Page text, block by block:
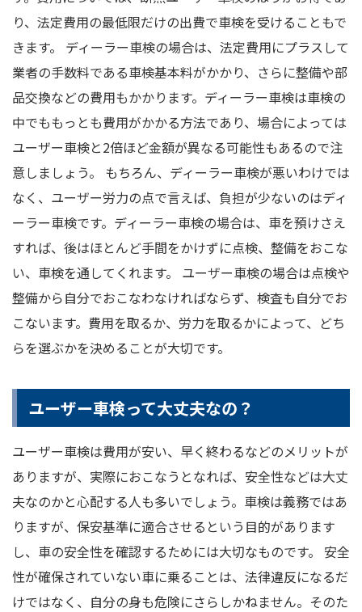
り、法定費用の最低限だけの出費で車検を受けることもで
きます。 ディーラー車検の場合は、法定費用にプラスして
業者の手数料である車検基本料がかかり、さらに整備や部
品交換などの費用もかかります。ディーラー車検は車検の
中でももっとも費用がかかる方法であり、場合によっては
ユーザー車検と2倍ほど金額が異なる可能性もあるので注
意しましょう。 もちろん、ディーラー車検が悪いわけでは
なく、ユーザー労力の点で言えば、負担が少ないのはディ
ーラー車検です。ディーラー車検の場合は、車を預けさえ
すれば、後はほとんど手間をかけずに点検、整備をおこな
い、車検を通してくれます。 ユーザー車検の場合は点検や
整備から自分でおこなわなければならず、検査も自分でお
こないます。費用を取るか、労力を取るかによって、どち
らを選ぶかを決めることが大切です。
ユーザー車検って大丈夫なの？
ユーザー車検は費用が安い、早く終わるなどのメリットが
ありますが、実際におこなうとなれば、安全性などは大丈
夫なのかと心配する人も多いでしょう。車検は義務ではあ
りますが、保安基準に適合させるという目的があります
し、車の安全性を確認するためには大切なものです。 安全
性が確保されていない車に乗ることは、法律違反になるだ
けではなく、自分の身も危険にさらしかねません。そのた